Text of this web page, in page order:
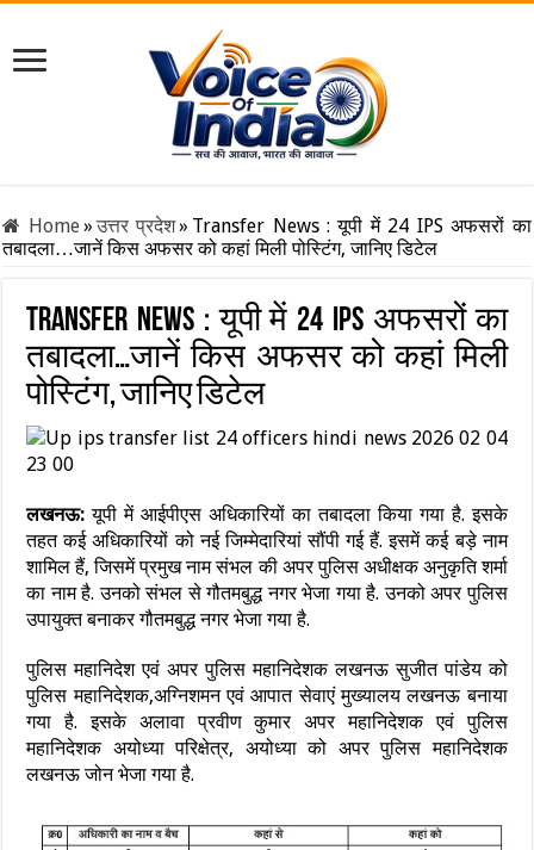
Home»उत्तर प्रदेश» Transfer News : यूपी में 24 IPS अफसरों का
तबादला…जानें किस अफसर को कहां मिली पोस्टिंग, जानिए डिटेल
Transfer News : यूपी में 24 IPS अफसरों का
तबादला…जानें किस अफसर को कहां मिली
पोस्टिंग, जानिए डिटेल
लखनऊ:यूपी में आईपीएस अधिकारियों का तबादला किया गया है. इसके
तहत कई अधिकारियों को नई जिम्मेदारियां सौंपी गई हैं. इसमें कई बड़े नाम
शामिल हैं, जिसमें प्रमुख नाम संभल की अपर पुलिस अधीक्षक अनुकृति शर्मा
का नाम है. उनको संभल से गौतमबुद्ध नगर भेजा गया है. उनको अपर पुलिस
उपायुक्त बनाकर गौतमबुद्ध नगर भेजा गया है.
पुलिस महानिदेश एवं अपर पुलिस महानिदेशक लखनऊ सुजीत पांडेय को
पुलिस महानिदेशक,अग्निशमन एवं आपात सेवाएं मुख्यालय लखनऊ बनाया
गया है. इसके अलावा प्रवीण कुमार अपर महानिदेशक एवं पुलिस
महानिदेशक अयोध्या परिक्षेत्र, अयोध्या को अपर पुलिस महानिदेशक
लखनऊ जोन भेजा गया है.